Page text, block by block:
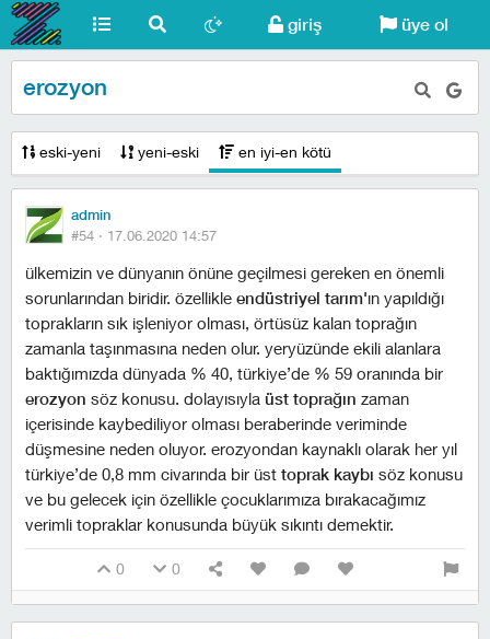
giriş üye ol
erozyon
eski-yeni yeni-eski en iyi-en kötü
admin
#54 · 17.06.2020 14:57
ülkemizin ve dünyanın önüne geçilmesi gereken en önemli
sorunlarından biridir. özellikle endüstriyel tarım'ın yapıldığı
toprakların sık işleniyor olması, örtüsüz kalan toprağın
zamanla taşınmasına neden olur. yeryüzünde ekili alanlara
baktığımızda dünyada % 40, türkiye’de % 59 oranında bir
erozyon söz konusu. dolayısıyla üst toprağın zaman
içerisinde kaybediliyor olması beraberinde veriminde
düşmesine neden oluyor. erozyondan kaynaklı olarak her yıl
türkiye’de 0,8 mm civarında bir üst toprak kaybı söz konusu
ve bu gelecek için özellikle çocuklarımıza bırakacağımız
verimli topraklar konusunda büyük sıkıntı demektir.
0 0